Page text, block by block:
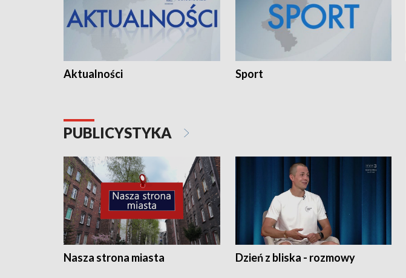
Aktualności Sport
PUBLICYSTYKA
Nasza strona miasta Dzień z bliska - rozmowy